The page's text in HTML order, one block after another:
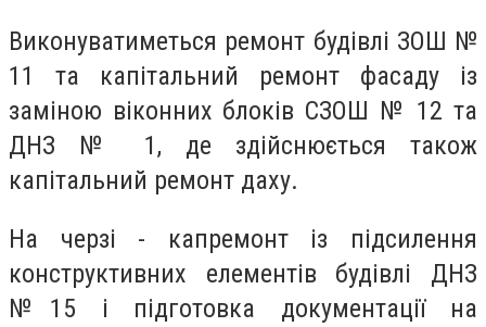
Виконуватиметься ремонт будівлі ЗОШ №
11 та капітальний ремонт фасаду із
заміною віконних блоків СЗОШ № 12 та
ДНЗ № 1, де здійснюється також
капітальний ремонт даху.
На черзі - капремонт із підсилення
конструктивних елементів будівлі ДНЗ
№15 і підготовка документації на